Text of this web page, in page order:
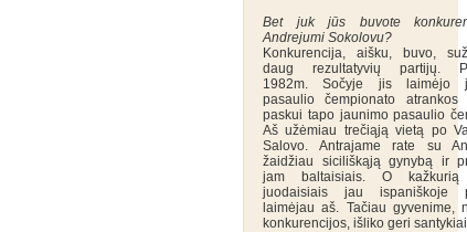
Bet juk jūs buvote
Andrejumi Sokolovu?
Konkurencija, aišku, buvo,
daug rezultatyvių partijų.
1982m. Sočyje jis laimėjo
pasaulio čempionato atrankos
paskui tapo jaunimo pasaulio
Aš užėmiau trečiąją vietą po
Salovo. Antrajame rate su
žaidžiau siciliškąją gynybą ir
jam baltaisiais. O kažkurią
juodaisiais jau ispaniškoje
laimėjau aš. Tačiau gyvenime,
konkurencijos, išliko geri